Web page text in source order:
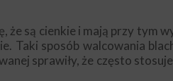
są cienkie i mają przy tym
Taki sposób walcowania
sprawiły, że często